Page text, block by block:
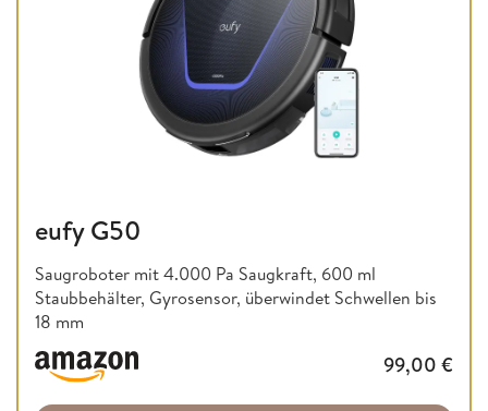
eufy G50
Saugroboter mit 4.000 Pa Saugkraft, 600 ml
Staubbehälter, Gyrosensor, überwindet Schwellen bis
18 mm
99,00 €